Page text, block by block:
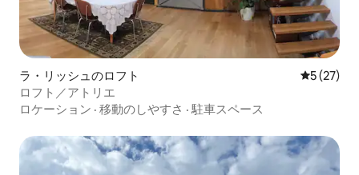
ラ・リッシュのロフト レビュー
5 (27)
ロフト／アトリエ
ロケーション · 移動のしやすさ ·駐車スペース